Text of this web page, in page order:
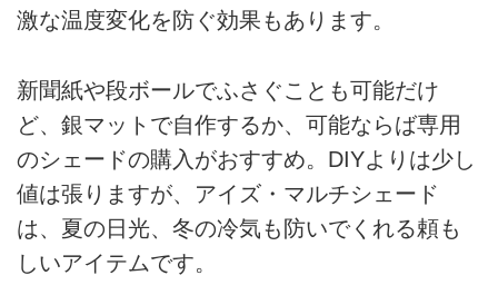
激な温度変化を防ぐ効果もあります。
新聞紙や段ボールでふさぐことも可能だけ
ど、銀マットで自作するか、可能ならば専用
のシェードの購入がおすすめ。DIYよりは少し
値は張りますが、アイズ・マルチシェード
は、夏の日光、冬の冷気も防いでくれる頼も
しいアイテムです。